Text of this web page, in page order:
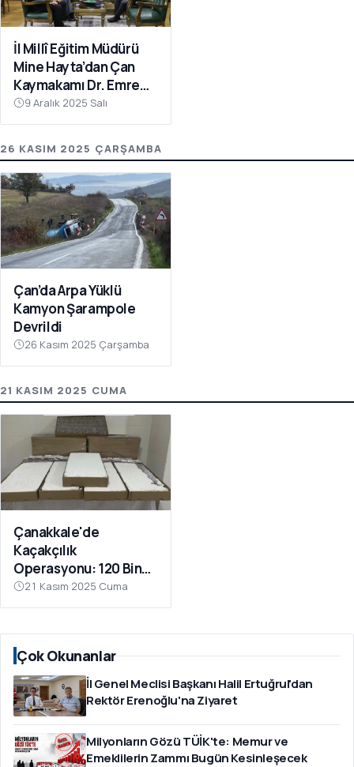
İl Millî Eğitim Müdürü
Mine Hayta’dan Çan
Kaymakamı Dr. Emre
Nebioğlu’na Ziyaret
9 Aralık 2025 Salı
26 KASIM 2025 ÇARŞAMBA
Çan’da Arpa Yüklü
Kamyon Şarampole
Devrildi
26 Kasım 2025 Çarşamba
21 KASIM 2025 CUMA
Çanakkale'de
Kaçakçılık
Operasyonu: 120 Bin
Dolu Makaron Ele
Geçirildi
21 Kasım 2025 Cuma
Çok Okunanlar
İl Genel Meclisi Başkanı Halil Ertuğrul'dan
Rektör Erenoğlu'na Ziyaret
Milyonların Gözü TÜİK'te: Memur ve
Emeklilerin Zammı Bugün Kesinleşecek